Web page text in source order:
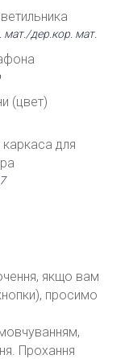
мат./дер.кор. мат.
(цвет)
для
якщо вам
просимо
Прохання